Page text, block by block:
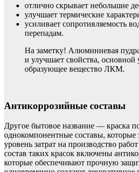
отлично скрывает небольшие
улучшает термические
усиливает сопротивляемость
перепадам.
На заметку! Алюминиевая
и улучшает свойства, основной
образующее вещество ЛКМ.
Антикоррозийные составы
Другое бытовое название — краска
однокомпонентные составы, которые
уровень затрат на производство
состав таких красок включены
которые обеспечивают прочную